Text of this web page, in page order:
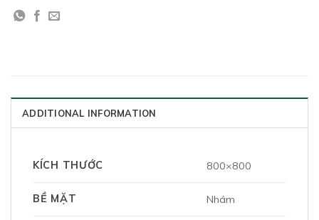
ADDITIONAL INFORMATION
KÍCH THƯỚC 800×800
BỀ MẶT Nhám